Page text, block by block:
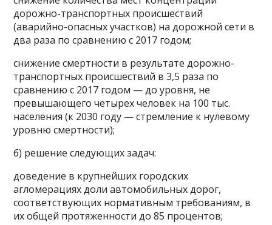
дорожно-транспортных происшествий
(аварийно-опасных участков) на дорожной сети в
два раза по сравнению с 2017 годом;
снижение смертности в результате дорожно-
транспортных происшествий в 3,5 раза по
сравнению с 2017 годом — до уровня, не
превышающего четырех человек на 100 тыс.
населения (к 2030 году — стремление к нулевому
уровню смертности);
б) решение следующих задач:
доведение в крупнейших городских
агломерациях доли автомобильных дорог,
соответствующих нормативным требованиям, в
их общей протяженности до 85 процентов;